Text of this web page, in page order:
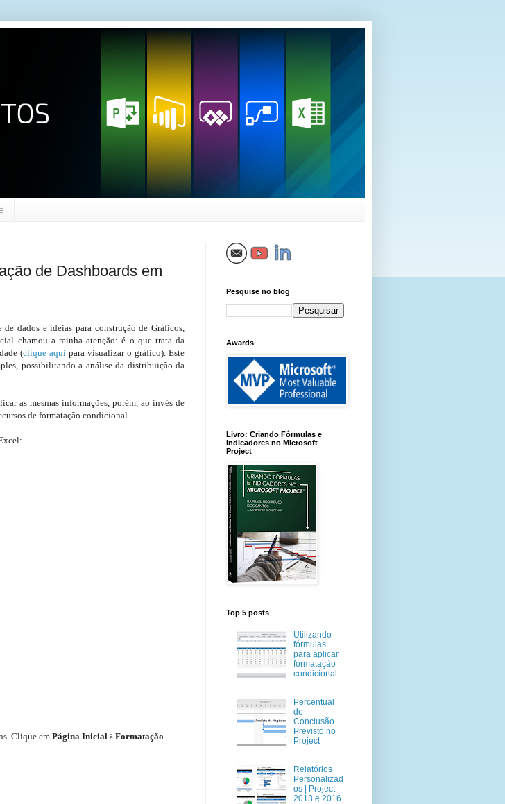
de Dashboards em
de dados e ideias para construção de Gráficos,
chamou a minha atenção: é o que trata da
(clique aqui para visualizar o gráfico). Este
possibilitando a análise da distribuição da
as mesmas informações, porém, ao invés de
de formatação condicional.
Clique em Página Inicial à Formatação
Pesquise no blog
Awards
Livro: Criando Fórmulas e
Indicadores no Microsoft
Project
Top 5 posts
Utilizando
fórmulas
para aplicar
formatação
condicional
Percentual
de
Conclusão
Previsto no
Project
Relatórios
Personalizad
os | Project
2013 e 2016